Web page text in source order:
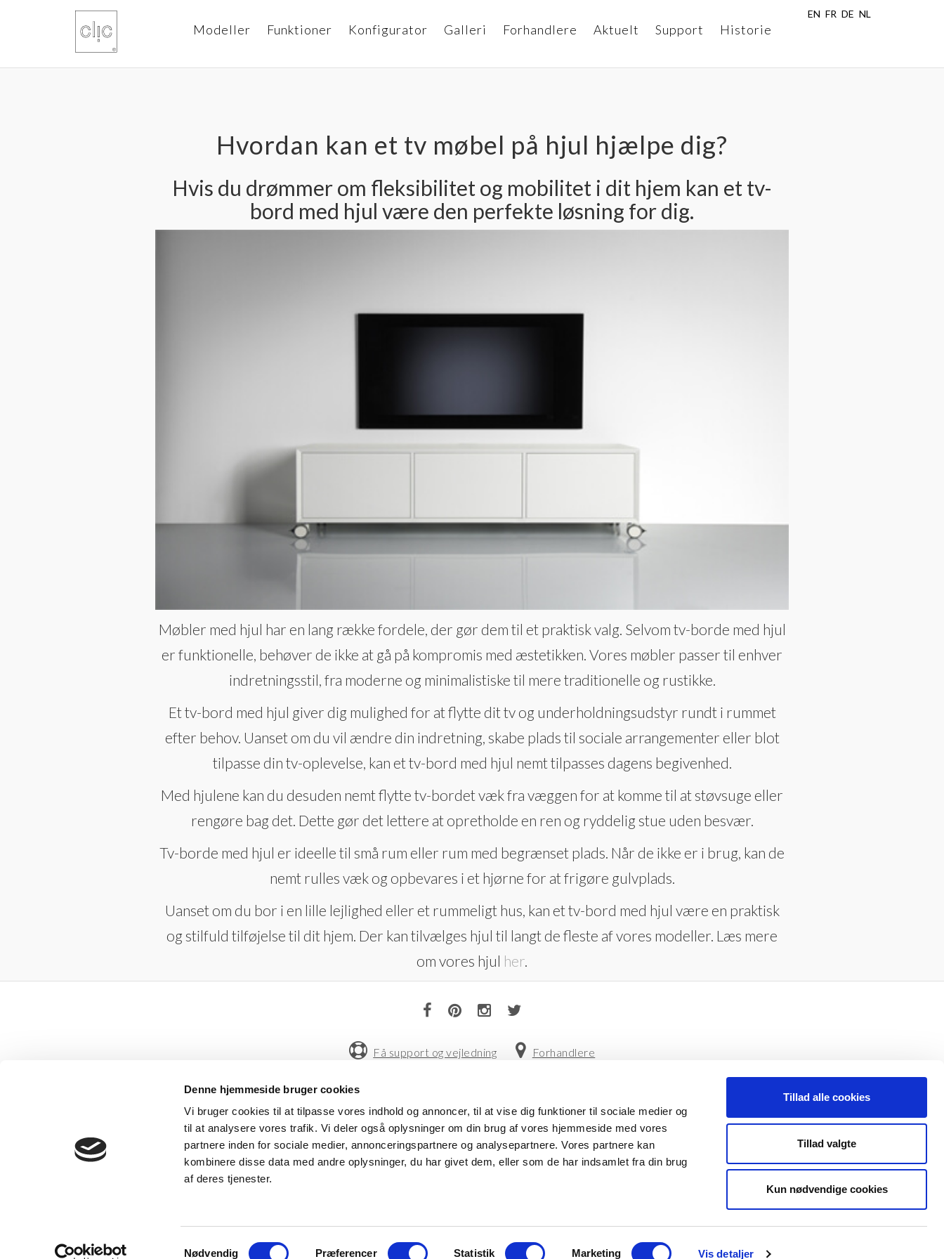
Denne hjemmeside bruger cookies
Vi bruger cookies til at tilpasse vores indhold og annoncer, til at vise dig funktioner til sociale medier og
til at analysere vores trafik. Vi deler også oplysninger om din brug af vores hjemmeside med vores
partnere inden for sociale medier, annonceringspartnere og analysepartnere. Vores partnere kan
kombinere disse data med andre oplysninger, du har givet dem, eller som de har indsamlet fra din brug
af deres tjenester.
Samtykkevalg
Nødvendig Præferencer Statistik Marketing Vis detaljer
Tillad alle cookies
Tillad valgte
Kun nødvendige cookies
EN FR DE NL
Modeller Funktioner Konfigurator Galleri Forhandlere Aktuelt Support Historie
Hvordan kan et tv møbel på hjul hjælpe dig?
Hvis du drømmer om fleksibilitet og mobilitet i dit hjem kan et tv-
bord med hjul være den perfekte løsning for dig.
Møbler med hjul har en lang række fordele, der gør dem til et praktisk valg. Selvom tv-borde med hjul
er funktionelle, behøver de ikke at gå på kompromis med æstetikken. Vores møbler passer til enhver
indretningsstil, fra moderne og minimalistiske til mere traditionelle og rustikke.
Et tv-bord med hjul giver dig mulighed for at flytte dit tv og underholdningsudstyr rundt i rummet
efter behov. Uanset om du vil ændre din indretning, skabe plads til sociale arrangementer eller blot
tilpasse din tv-oplevelse, kan et tv-bord med hjul nemt tilpasses dagens begivenhed.
Med hjulene kan du desuden nemt flytte tv-bordet væk fra væggen for at komme til at støvsuge eller
rengøre bag det. Dette gør det lettere at opretholde en ren og ryddelig stue uden besvær.
Tv-borde med hjul er ideelle til små rum eller rum med begrænset plads. Når de ikke er i brug, kan de
nemt rulles væk og opbevares i et hjørne for at frigøre gulvplads.
Uanset om du bor i en lille lejlighed eller et rummeligt hus, kan et tv-bord med hjul være en praktisk
og stilfuld tilføjelse til dit hjem. Der kan tilvælges hjul til langt de fleste af vores modeller. Læs mere
om vores hjul her
Få support og vejledning Forhandlere
SØREN FRICHS VEJ 52, 8230 AABYHØJ